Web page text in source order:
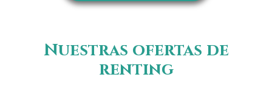
Nuestras ofertas de
renting